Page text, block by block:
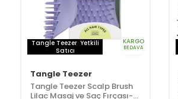
Tangle Teezer Yetkili
Satıcı
KARGO
BEDAVA
Tangle Teezer
Tangle Teezer Scalp Brush
Lilac Masaj ve Saç Fırçası-